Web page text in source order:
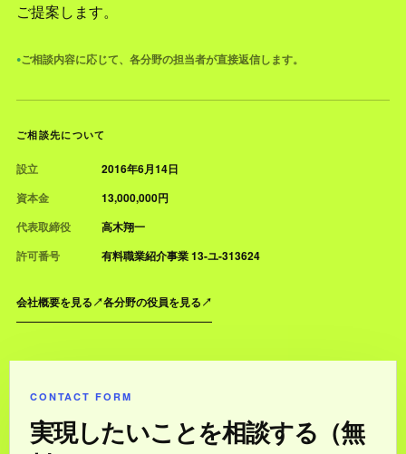
ご提案します。
●ご相談内容に応じて、各分野の担当者が直接返信します。
ご相談先について
設立
2016年6月14日
資本金
13,000,000円
代表取締役
高木翔一
許可番号
有料職業紹介事業 13-ユ-313624
会社概要を見る↗各分野の役員を見る↗
CONTACT FORM
実現したいことを相談する（無